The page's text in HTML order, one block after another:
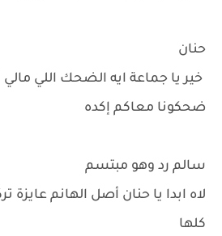
حنان
خير يا جماعة ايه الضحك اللي مالي
ضحكونا معاكم إكده
سالم رد وهو مبتسم
لاه ابدا يا حنان أصل الهانم
كلها